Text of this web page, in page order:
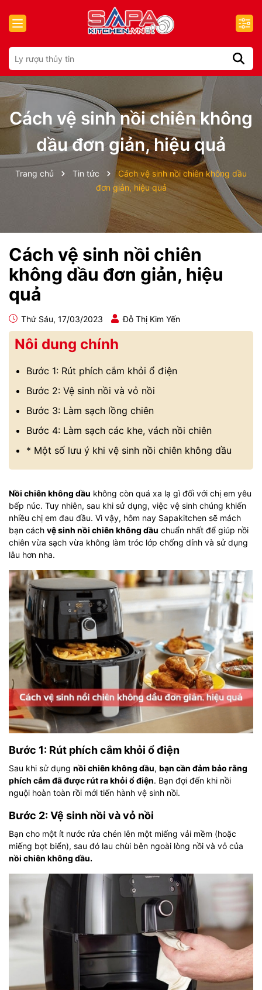
Cách vệ sinh nồi chiên không
dầu đơn giản, hiệu quả
Trang chủ Tin tức
Cách vệ sinh nồi chiên không dầu
đơn giản, hiệu quả
Cách vệ sinh nồi chiên
không dầu đơn giản, hiệu
quả
Thứ Sáu, 17/03/2023 Đỗ Thị Kim Yến
Nôi dung chính
Bước 1: Rút phích cắm khỏi ổ điện
Bước 2: Vệ sinh nồi và vỏ nồi
Bước 3: Làm sạch lồng chiên
Bước 4: Làm sạch các khe, vách nồi chiên
* Một số lưu ý khi vệ sinh nồi chiên không dầu
Nồi chiên không dầu không còn quá xa lạ gì đối với chị em yêu
bếp núc. Tuy nhiên, sau khi sử dụng, việc vệ sinh chúng khiến
nhiều chị em đau đầu. Vì vậy, hôm nay Sapakitchen sẽ mách
bạn cách vệ sinh nồi chiên không dầu chuẩn nhất để giúp nồi
chiên vừa sạch vừa không làm tróc lớp chống dính và sử dụng
lâu hơn nha.
Bước 1: Rút phích cắm khỏi ổ điện
Sau khi sử dụng nồi chiên không dầu, bạn cần đảm bảo rằng
phích cắm đã được rút ra khỏi ổ điện. Bạn đợi đến khi nồi
nguội hoàn toàn rồi mới tiến hành vệ sinh nồi.
Bước 2: Vệ sinh nồi và vỏ nồi
Bạn cho một ít nước rửa chén lên một miếng vải mềm (hoặc
miếng bọt biển), sau đó lau chùi bên ngoài lòng nồi và vỏ của
nồi chiên không dầu.